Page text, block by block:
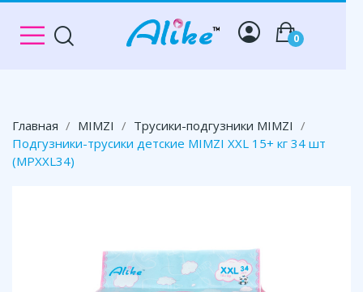
0
Главная MIMZI
Трусики-подгузники MIMZI
Подгузники-трусики детские MIMZI XXL 15+ кг 34 шт
(MPXXL34)